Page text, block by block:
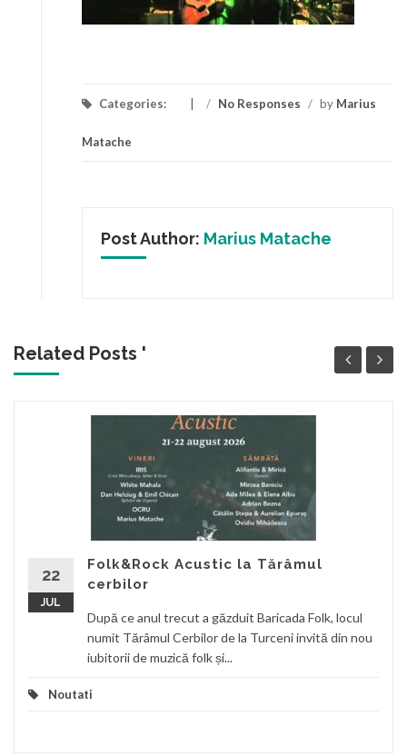
Categories: / No Responses / by Marius
Matache
Post Author: Marius Matache
Related Posts '
22
JUL
Folk&Rock Acustic la Tărâmul
cerbilor
După ce anul trecut a găzduit Baricada Folk, locul
numit Tărâmul Cerbilor de la Turceni invită din nou
iubitorii de muzică folk și...
Noutati